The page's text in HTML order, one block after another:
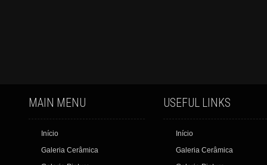
MAIN MENU
Início
Galeria Cerâmica
USEFUL LINKS
Início
Galeria Cerâmica